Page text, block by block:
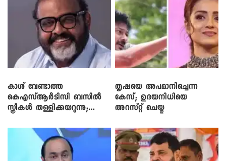
കാശ് വേണ്ടാത്ത
കെഎസ്ആർടിസി ബസിൽ
സ്ത്രീകൾ തള്ളിക്കയറുന്നു;
തൃഷയെ അപമാനിച്ചെന്ന
കേസ്; ഉദയനിധിയെ
അറസ്റ്റ് ചെയ്തു